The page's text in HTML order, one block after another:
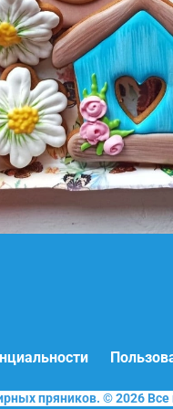
пряников. © 2026